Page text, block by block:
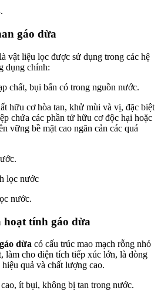
gáo dừa
là vật liệu lọc được sử dụng trong các hệ
dụng chính:
chất, bụi bẩn có trong nguồn nước.
hữu cơ hòa tan, khử mùi và vị, đặc biệt
chứa các phần tử hữu cơ độc hại hoặc
vững bề mặt cao ngăn cản các quá
nước.
hoạt tính gáo dừa
dừa có cấu trúc mao mạch rỗng nhỏ
làm cho diện tích tiếp xúc lớn, là dòng
quả và chất lượng cao.
ít bụi, không bị tan trong nước.